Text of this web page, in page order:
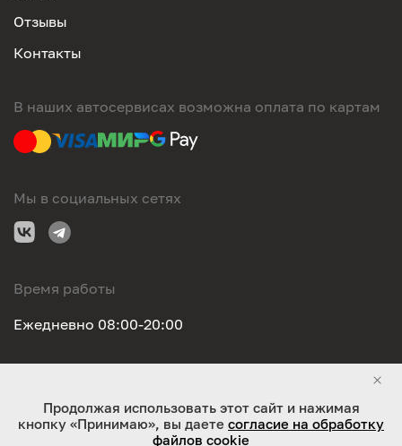
Отзывы
Контакты
В наших автосервисах возможна оплата по картам
Мы в социальных сетях
Время работы
Ежедневно 08:00-20:00
ООО "Оригинал-сервис". Все права защищены 2026
Продолжая использовать этот сайт и нажимая
кнопку «Принимаю», вы даете согласие на обработку
файлов cookie